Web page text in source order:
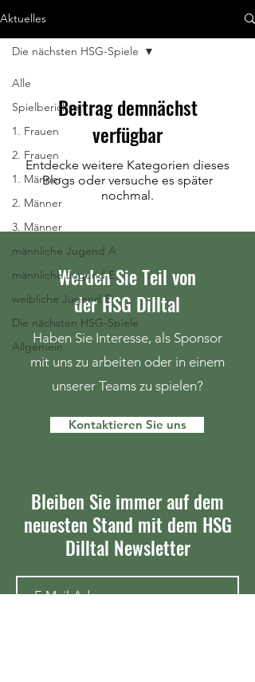
Aktuelles
Alle
Spielberichte
1. Frauen
2. Frauen
1. Männer
2. Männer
3. Männer
männliche Jugend A
männliche Jugend E
weibliche Jugend E
Die nächsten HSG-Spiele
Allgemein
Die nächsten HSG-Spiele
Beitrag demnächst
verfügbar
Entdecke weitere Kategorien dieses
Blogs oder versuche es später
nochmal.
Werden Sie Teil von
der HSG Dilltal
Haben Sie Interesse, als Sponsor
mit uns zu arbeiten oder in einem
unserer Teams zu spielen?
Kontaktieren Sie uns
Bleiben Sie immer auf dem
neuesten Stand mit dem HSG
Dilltal Newsletter